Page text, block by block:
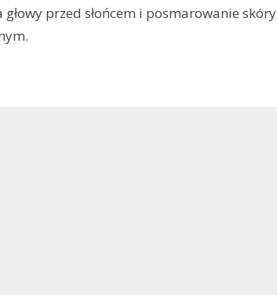
przed słońcem i posmarowanie skóry